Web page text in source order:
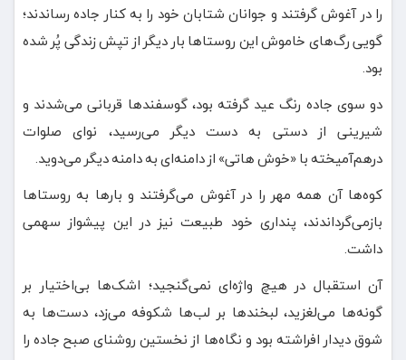
را در آغوش گرفتند و جوانان شتابان خود را به کنار جاده رساندند؛
گویی رگ‌های خاموش این روستاها بار دیگر از تپش زندگی پُر شده
بود.
دو سوی جاده رنگ عید گرفته بود، گوسفندها قربانی می‌شدند و
شیرینی از دستی به دست دیگر می‌رسید، نوای صلوات
درهم‌آمیخته با «خوش‌ هاتی» از دامنه‌ای به دامنه دیگر می‌دوید.
کوه‌ها آن همه مهر را در آغوش می‌گرفتند و بارها به روستاها
بازمی‌گرداندند، پنداری خود طبیعت نیز در این پیشواز سهمی
داشت.
آن استقبال در هیچ واژه‌ای نمی‌گنجید؛ اشک‌ها بی‌اختیار بر
گونه‌ها می‌لغزید، لبخندها بر لب‌ها شکوفه می‌زد، دست‌ها به
شوق دیدار افراشته بود و نگاه‌ها از نخستین روشنای صبح جاده را